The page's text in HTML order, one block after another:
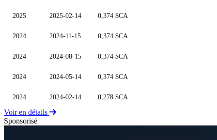
2025 2025-02-14 0,374 $CA
2024 2024-11-15 0,374 $CA
2024 2024-08-15 0,374 $CA
2024 2024-05-14 0,374 $CA
2024 2024-02-14 0,278 $CA
Voir en détails
Sponsorisé